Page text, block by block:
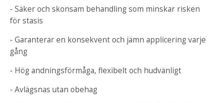
- Säker och skonsam behandling som minskar risken
för stasis
- Garanterar en konsekvent och jämn applicering varje
gång
- Hög andningsförmåga, flexibelt och hudvänligt
- Avlägsnas utan obehag